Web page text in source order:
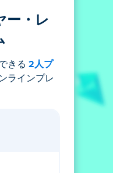
ー・レ
きる 2人プ
ラインプレ